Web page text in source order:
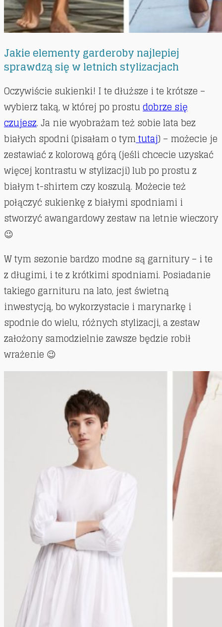
Jakie elementy garderoby najlepiej
sprawdzą się w letnich stylizacjach
Oczywiście sukienki! I te dłuższe i te krótsze –
wybierz taką, w której po prostudobrze się
czujesz. Ja nie wyobrażam też sobie lata bez
białych spodni (pisałam o tymtutaj) – możecie je
zestawiać z kolorową górą (jeśli chcecie uzyskać
więcej kontrastu w stylizacji) lub po prostu z
białym t-shirtem czy koszulą. Możecie też
połączyć sukienkę z białymi spodniami i
stworzyć awangardowy zestaw na letnie wieczory
😉
W tym sezonie bardzo modne są garnitury – i te
z długimi, i te z krótkimi spodniami. Posiadanie
takiego garnituru na lato, jest świetną
inwestycją, bo wykorzystacie i marynarkę i
spodnie do wielu, różnych stylizacji, a zestaw
założony samodzielnie zawsze będzie robił
wrażenie 😉